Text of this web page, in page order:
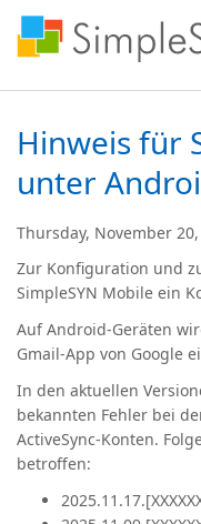
Hinweis für
unter
Thursday, November
Zur Konfiguration und
SimpleSYN Mobile ein
Auf Android-Geräten
Gmail-App von Google
In den aktuellen
bekannten Fehler bei
ActiveSync-Konten.
betroffen:
2025.11.17.